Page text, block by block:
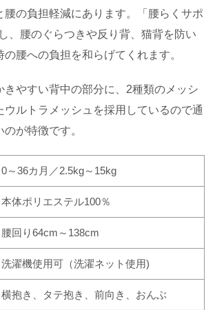
腰の負担軽減にあります。「腰らくサポ
、腰のぐらつきや反り背、猫背を防い
腰への負担を和らげてくれます。
やすい背中の部分に、 2種類のメッシ
ウルトラメッシュを採用しているので通
が特徴です。
0～36カ月／2.5kg～ 15kg
本体ポリエステル100％
腰回り64cm ～ 138cm
洗濯機使用可（洗濯ネット使用)
横抱き、タテ抱き、前向き、おんぶ